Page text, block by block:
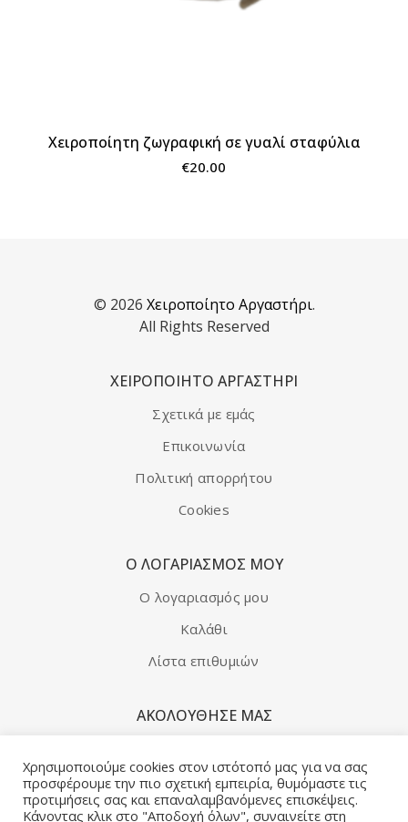
Χειροποίητη ζωγραφική σε γυαλί σταφύλια
€20.00
© 2026 Χειροποίητο Αργαστήρι.
All Rights Reserved
ΧΕΙΡΟΠΟΙΗΤΟ ΑΡΓΑΣΤΗΡΙ
Σχετικά με εμάς
Επικοινωνία
Πολιτική απορρήτου
Cookies
Ο ΛΟΓΑΡΙΑΣΜΌΣ ΜΟΥ
Ο λογαριασμός μου
Καλάθι
Λίστα επιθυμιών
ΑΚΟΛΟΥΘΗΣΕ ΜΑΣ
ΔΕΊΤΕ ΑΚΌΜΑ
Χρησιμοποιούμε cookies στον ιστότοπό μας για να σας
προσφέρουμε την πιο σχετική εμπειρία, θυμόμαστε τις
προτιμήσεις σας και επαναλαμβανόμενες επισκέψεις.
Κάνοντας κλικ στο "Αποδοχή όλων", συναινείτε στη